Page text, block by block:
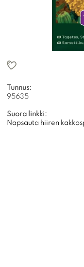
Tunnus:
95635
Suora linkki:
Napsauta hiiren